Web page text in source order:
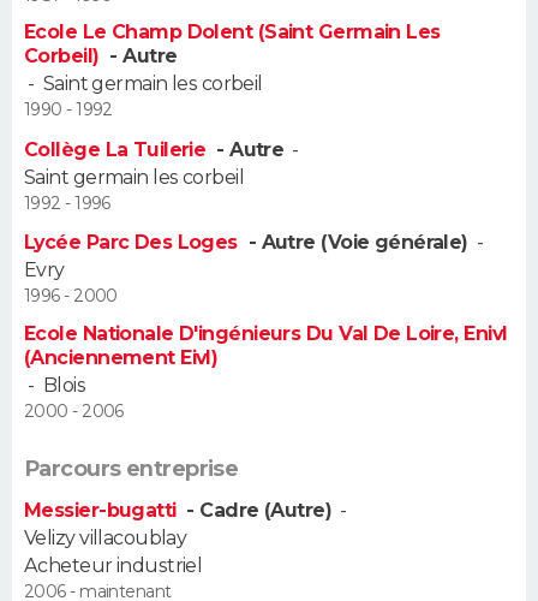
Alimentation
Guide de la santé
Maladies
Médicaments
Sommeil
VOYAGE
Destinations
City break
Voyage nature
Voyage de noces
Forum
Climat
+
PHOTO
GUIDES D'ACHAT
CARTE DE VOEUX
Carte de Noël
Carte Bonne année
Carte Saint-Valentin
Carte Pâques
Carte d'anniversaire
DICTIONNAIRE
Dictionnaire
Biographies
Citations
Expressions
Proverbes
PROGRAMME TV
AVIS DE DÉCÈS
FORUM
Ecole Le Champ Dolent (Saint Germain Les
Corbeil) - Autre
- Saint germain les corbeil
1990 - 1992
Collège La Tuilerie - Autre -
Saint germain les corbeil
1992 - 1996
Lycée Parc Des Loges - Autre (Voie générale) -
Evry
1996 - 2000
Ecole Nationale D'ingénieurs Du Val De Loire, Enivl
(Anciennement Eivl)
- Blois
2000 - 2006
Parcours entreprise
Messier-bugatti - Cadre (Autre) -
Velizy villacoublay
Acheteur industriel
2006 - maintenant